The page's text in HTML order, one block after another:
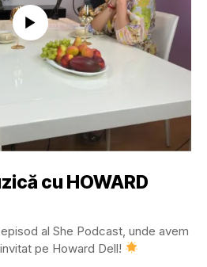
cu HOWARD
al She Podcast, unde avem
pe Howard Dell!